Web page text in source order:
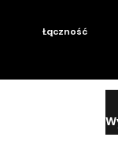
Łączność